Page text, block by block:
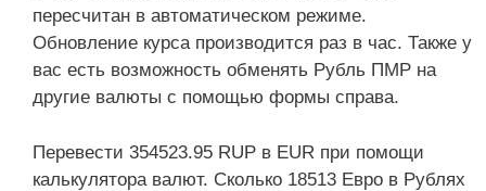
пересчитан в автоматическом режиме.
Обновление курса производится раз в час. Также у
вас есть возможность обменять Рубль ПМР на
другие валюты с помощью формы справа.
Перевести 354523.95 RUP в EUR при помощи
калькулятора валют. Сколько 18513 Евро в Рублях